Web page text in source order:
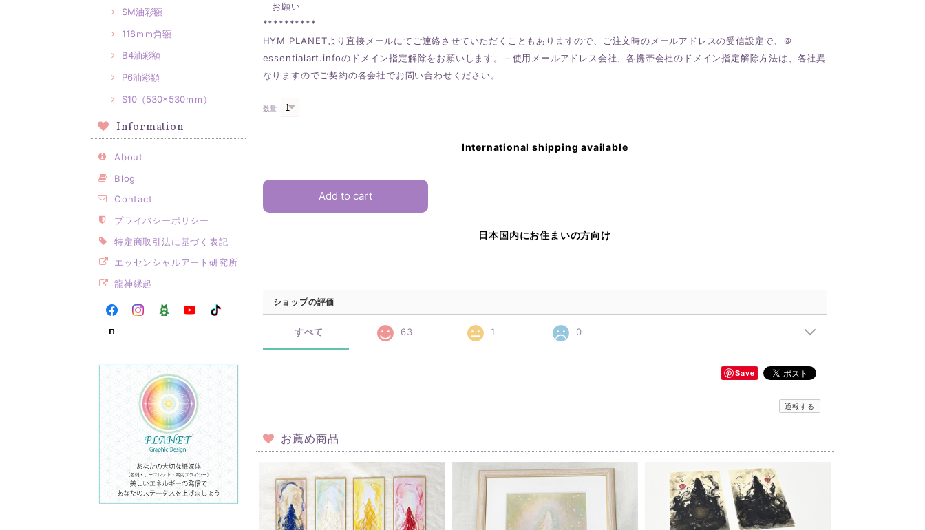
SM油彩額
118ｍｍ角額
B4油彩額
P6油彩額
S10（530×530ｍｍ）
Information
About
Blog
Contact
プライバシーポリシー
特定商取引法に基づく表記
エッセンシャルアート研究所
龍神縁起
お願い
**********
HYM PLANETより直接メールにてご連絡させていただくこともありますので、ご注文時のメールアドレスの受信設定で、＠
essentialart.infoのドメイン指定解除をお願いします。－使用メールアドレス会社、各携帯会社のドメイン指定解除方法は、各社異
なりますのでご契約の各会社でお問い合わせください。
数量
International shipping available
Add to cart
日本国内にお住まいの方向け
ショップの評価
すべて 63 1 0
Save
通報する
お薦め商品